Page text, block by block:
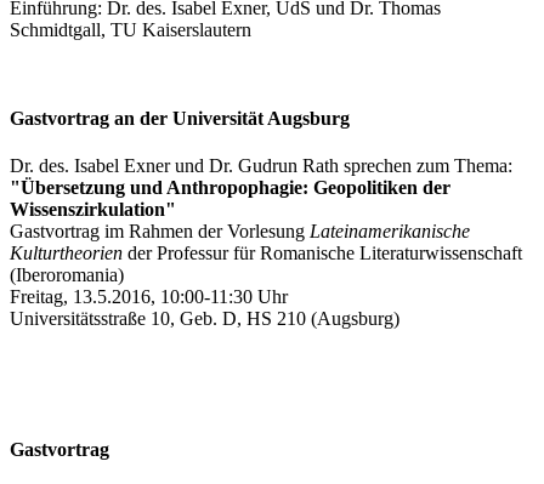
Einführung: Dr. des. Isabel Exner, UdS und Dr. Thomas
Schmidtgall, TU Kaiserslautern
Gastvortrag an der Universität Augsburg
Dr. des. Isabel Exner und Dr. Gudrun Rath sprechen zum Thema:
"Übersetzung und Anthropophagie: Geopolitiken der
Wissenszirkulation"
Gastvortrag im Rahmen der Vorlesung Lateinamerikanische
Kulturtheorien der Professur für Romanische Literaturwissenschaft
(Iberoromania)
Freitag, 13.5.2016, 10:00-11:30 Uhr
Universitätsstraße 10, Geb. D, HS 210 (Augsburg)
Gastvortrag